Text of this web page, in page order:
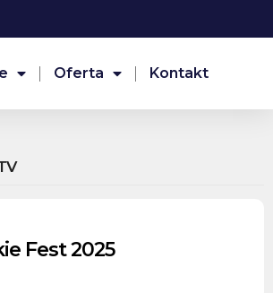
Oferta Kontakt
Fest 2025